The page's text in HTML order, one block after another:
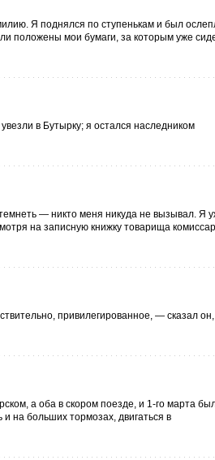
Я поднялся по ступенькам и был
положены мои бумаги, за которым уже
в Бутырку; я остался наследником
— никто меня никуда не вызывал. Я
на записную книжку товарища
привилегированное, — сказал
а оба в скором поезде, и 1-го марта
на больших тормозах, двигаться в